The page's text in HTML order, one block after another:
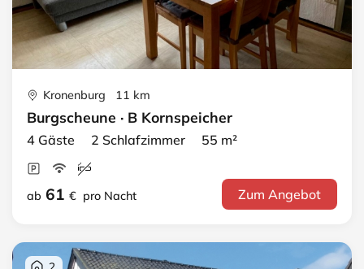
Kronenburg 11 km
Burgscheune · B Kornspeicher
4 Gäste 2 Schlafzimmer 55 m²
ab 61 € pro Nacht Zum Angebot